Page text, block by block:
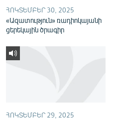
ՀՈԿՏԵՄԲԵՐ 30, 2025
«Ազատություն» ռադիոկայանի
ցերեկային ծրագիր
ՀՈԿՏԵՄԲԵՐ 29, 2025